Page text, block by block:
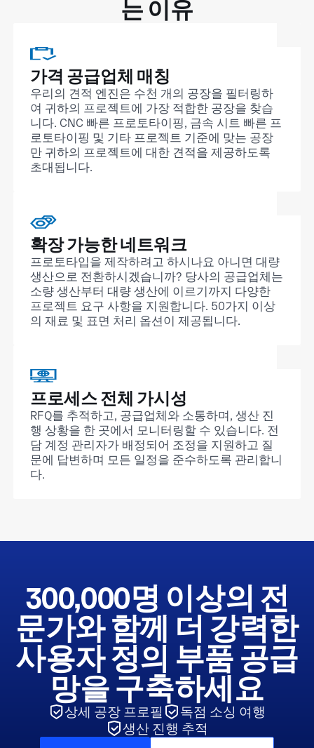
는 이유
가격 공급업체 매칭
우리의 견적 엔진은 수천 개의 공장을 필터링하
여 귀하의 프로젝트에 가장 적합한 공장을 찾습
니다. CNC 빠른 프로토타이핑, 금속 시트 빠른 프
로토타이핑 및 기타 프로젝트 기준에 맞는 공장
만 귀하의 프로젝트에 대한 견적을 제공하도록
초대됩니다.
확장 가능한 네트워크
프로토타입을 제작하려고 하시나요 아니면 대량
생산으로 전환하시겠습니까? 당사의 공급업체는
소량 생산부터 대량 생산에 이르기까지 다양한
프로젝트 요구 사항을 지원합니다. 50가지 이상
의 재료 및 표면 처리 옵션이 제공됩니다.
프로세스 전체 가시성
RFQ를 추적하고, 공급업체와 소통하며, 생산 진
행 상황을 한 곳에서 모니터링할 수 있습니다. 전
담 계정 관리자가 배정되어 조정을 지원하고 질
문에 답변하며 모든 일정을 준수하도록 관리합니
다.
300,000명 이상의 전
문가와 함께 더 강력한
사용자 정의 부품 공급
망을 구축하세요
상세 공장 프로필
독점 소싱 여행
생산 진행 추적